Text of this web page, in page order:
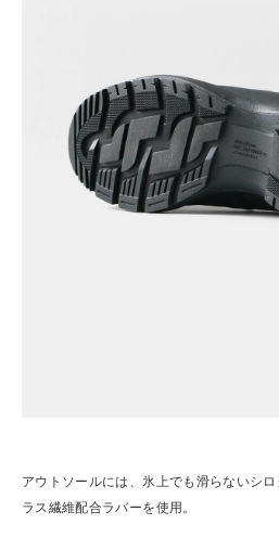
アウトソールには、氷上でも滑らないシ
ラス繊維配合ラバーを使用。